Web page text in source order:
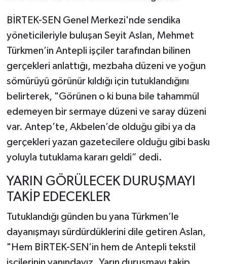
BİRTEK-SEN Genel Merkezi'nde sendika
yöneticileriyle buluşan Seyit Aslan, Mehmet
Türkmen’in Antepli işçiler tarafından bilinen
gerçekleri anlattığı, mezbaha düzeni ve yoğun
sömürüyü görünür kıldığı için tutuklandığını
belirterek, "Görünen o ki buna bile tahammül
edemeyen bir sermaye düzeni ve saray düzeni
var. Antep’te, Akbelen’de olduğu gibi ya da
gerçekleri yazan gazetecilere olduğu gibi baskı
yoluyla tutuklama kararı geldi” dedi.
YARIN GÖRÜLECEK DURUŞMAYI
TAKİP EDECEKLER
Tutuklandığı günden bu yana Türkmen’le
dayanışmayı sürdürdüklerini dile getiren Aslan,
"Hem BİRTEK-SEN’in hem de Antepli tekstil